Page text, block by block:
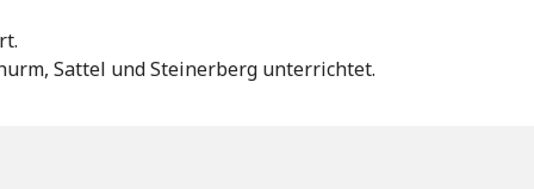
Sattel und Steinerberg unterrichtet.